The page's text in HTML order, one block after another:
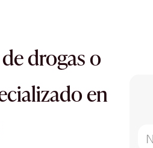
drogas o
en